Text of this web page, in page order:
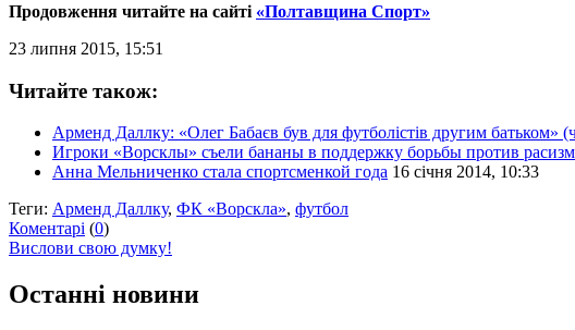
Продовження читайте на сайті «Полтавщина Спорт»
23 липня 2015, 15:51
Читайте також:
Арменд Даллку: «Олег Бабаєв був для футболістів другим батьком»
Игроки «Ворсклы» съели бананы в поддержку борьбы против
Анна Мельниченко стала спортсменкой года 16 січня 2014, 10:33
Теги: Арменд Даллку, ФК «Ворскла», футбол
Коментарі (0)
Вислови свою думку!
Останні новини